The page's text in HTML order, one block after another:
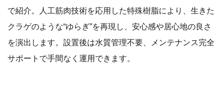
で紹介。人工筋肉技術を応用した特殊樹脂により、生きた
クラゲのような“ゆらぎ”を再現し、安心感や居心地の良さ
を演出します。設置後は水質管理不要、メンテナンス完全
サポートで手間なく運用できます。